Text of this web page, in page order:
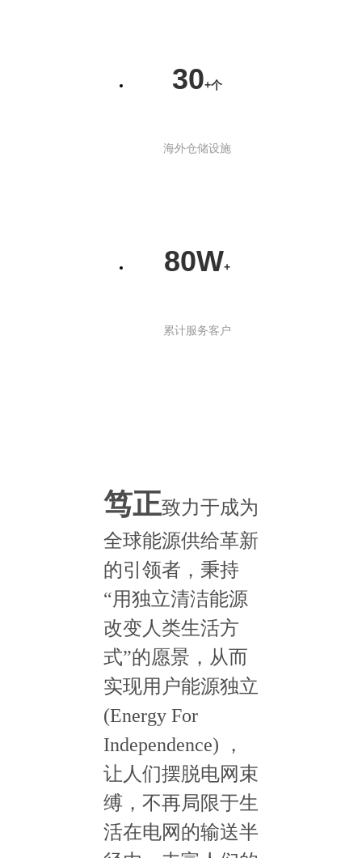
30+个
海外仓储设施
80W+
累计服务客户
笃正致力于成为
全球能源供给革新
的引领者，秉持
“用独立清洁能源
改变人类生活方
式”的愿景，从而
实现用户能源独立
(Energy For
Independence) ，
让人们摆脱电网束
缚，不再局限于生
活在电网的输送半